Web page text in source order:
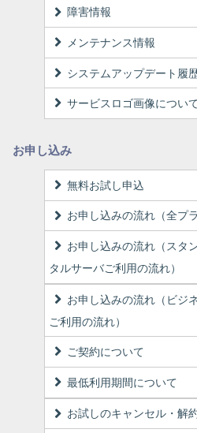
障害情報
メンテナンス情報
システムアップデート履
サービスロゴ画像につい
お申し込み
無料お試し申込
お申し込みの流れ（全プ
お申し込みの流れ（スタ
タルサーバご利用の流れ）
お申し込みの流れ（ビジ
ご利用の流れ）
ご契約について
最低利用期間について
お試しのキャンセル・解